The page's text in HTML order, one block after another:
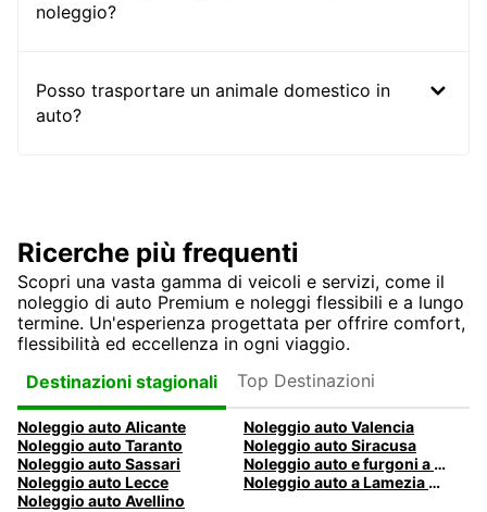
noleggio?
Posso trasportare un animale domestico in
auto?
Ricerche più frequenti
Scopri una vasta gamma di veicoli e servizi, come il
noleggio di auto Premium e noleggi flessibili e a lungo
termine. Un'esperienza progettata per offrire comfort,
flessibilità ed eccellenza in ogni viaggio.
Destinazioni stagionali
Top Destinazioni
Noleggio auto Alicante
Noleggio auto Valencia
Noleggio auto Taranto
Noleggio auto Siracusa
Noleggio auto Sassari
Noleggio auto e furgoni a Pescara
Noleggio auto Lecce
Noleggio auto a Lamezia Terme, Italia
Noleggio auto Avellino